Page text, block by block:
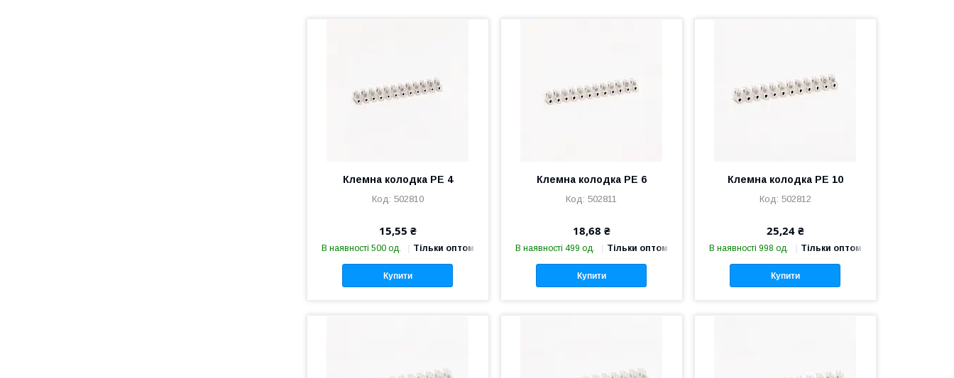
Клемна колодка PE 4
502810
15,55 ₴
В наявності 500 од. Тільки оптом
Купити
Клемна колодка PE 6
502811
18,68 ₴
В наявності 499 од. Тільки оптом
Купити
Клемна колодка PE 10
502812
25,24 ₴
В наявності 998 од. Тільки оптом
Купити